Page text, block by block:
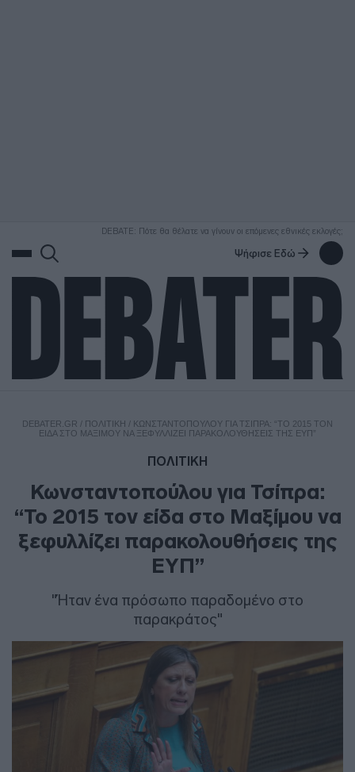
DEBATE: Πότε θα θέλατε να γίνουν οι επόμενες εθνικές εκλογές;
Ψήφισε Εδώ
DEBATER.GR / ΠΟΛΙΤΙΚΗ / ΚΩΝΣΤΑΝΤΟΠΟΎΛΟΥ ΓΙΑ ΤΣΊΠΡΑ: “ΤΟ 2015 ΤΟΝ
ΕΊΔΑ ΣΤΟ ΜΑΞΊΜΟΥ ΝΑ ΞΕΦΥΛΛΊΖΕΙ ΠΑΡΑΚΟΛΟΥΘΉΣΕΙΣ ΤΗΣ ΕΥΠ”
ΠΟΛΙΤΙΚΗ
Κωνσταντοπούλου για Τσίπρα:
“Το 2015 τον είδα στο Μαξίμου να
ξεφυλλίζει παρακολουθήσεις της
ΕΥΠ”
"Ήταν ένα πρόσωπο παραδομένο στο
παρακράτος"